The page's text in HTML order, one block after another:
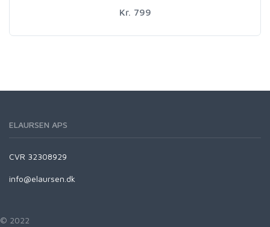
Kr. 799
ELAURSEN APS
CVR 32308929
info@elaursen.dk
© 2022